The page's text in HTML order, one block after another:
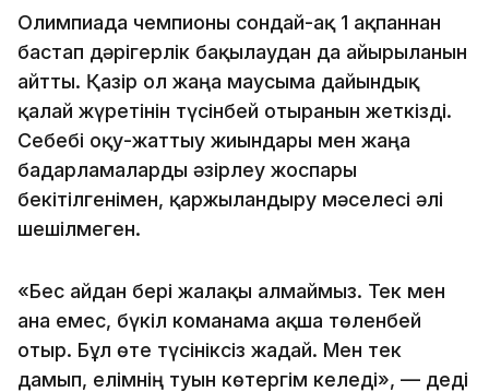
Олимпиада чемпионы сондай-ақ 1 ақпаннан
бастап дәрігерлік бақылаудан да айырылғанын
айтты. Қазір ол жаңа маусымға дайындық
қалай жүретінін түсінбей отырғанын жеткізді.
Себебі оқу-жаттығу жиындары мен жаңа
бағдарламаларды әзірлеу жоспары
бекітілгенімен, қаржыландыру мәселесі әлі
шешілмеген.
«Бес айдан бері жалақы алмаймыз. Тек мен
ғана емес, бүкіл команама ақша төленбей
отыр. Бұл өте түсініксіз жағдай. Мен тек
дамып, елімнің туын көтергім келеді», — деді